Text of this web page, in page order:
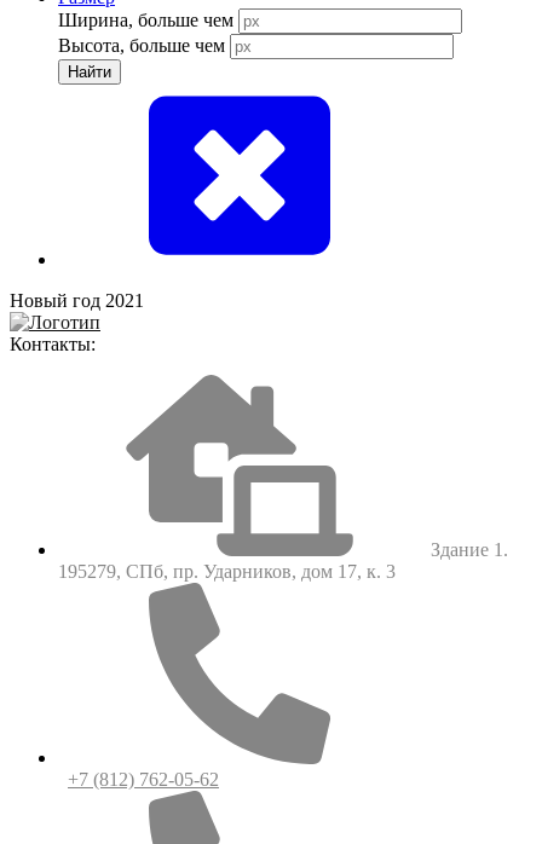
Ширина, больше чем
Высота, больше чем
Найти
Новый год 2021
Контакты:
Здание 1.
195279, СПб, пр. Ударников, дом 17, к. 3
+7 (812) 762-05-62